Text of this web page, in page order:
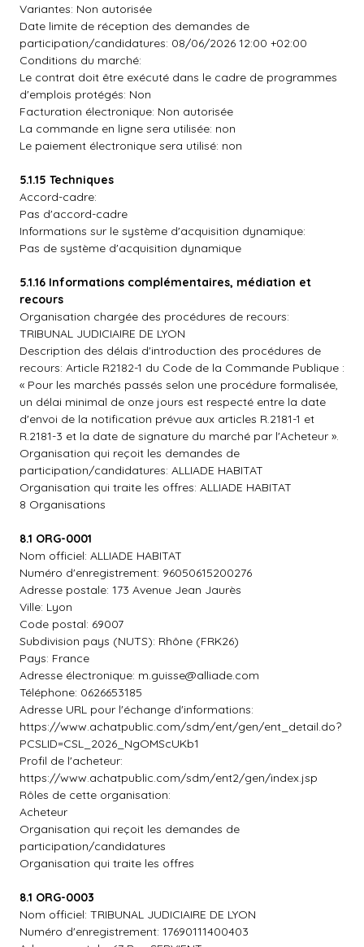
Variantes: Non autorisée
Date limite de réception des demandes de
participation/candidatures: 08/06/2026 12:00 +02:00
Conditions du marché:
Le contrat doit être exécuté dans le cadre de programmes
d'emplois protégés: Non
Facturation électronique: Non autorisée
La commande en ligne sera utilisée: non
Le paiement électronique sera utilisé: non
5.1.15 Techniques
Accord-cadre:
Pas d'accord-cadre
Informations sur le système d'acquisition dynamique:
Pas de système d'acquisition dynamique
5.1.16 Informations complémentaires, médiation et
recours
Organisation chargée des procédures de recours:
TRIBUNAL JUDICIAIRE DE LYON
Description des délais d'introduction des procédures de
recours: Article R2182-1 du Code de la Commande Publique :
« Pour les marchés passés selon une procédure formalisée,
un délai minimal de onze jours est respecté entre la date
d'envoi de la notification prévue aux articles R.2181-1 et
R.2181-3 et la date de signature du marché par l'Acheteur ».
Organisation qui reçoit les demandes de
participation/candidatures: ALLIADE HABITAT
Organisation qui traite les offres: ALLIADE HABITAT
8 Organisations
8.1 ORG-0001
Nom officiel: ALLIADE HABITAT
Numéro d'enregistrement: 96050615200276
Adresse postale: 173 Avenue Jean Jaurès
Ville: Lyon
Code postal: 69007
Subdivision pays (NUTS): Rhône (FRK26)
Pays: France
Adresse électronique: m.guisse@alliade.com
Téléphone: 0626653185
Adresse URL pour l'échange d'informations:
https://www.achatpublic.com/sdm/ent/gen/ent_detail.do?
PCSLID=CSL_2026_NgOMScUKb1
Profil de l'acheteur:
https://www.achatpublic.com/sdm/ent2/gen/index.jsp
Rôles de cette organisation:
Acheteur
Organisation qui reçoit les demandes de
participation/candidatures
Organisation qui traite les offres
8.1 ORG-0003
Nom officiel: TRIBUNAL JUDICIAIRE DE LYON
Numéro d'enregistrement: 17690111400403